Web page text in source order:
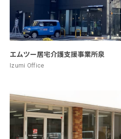
エムツー居宅介護支援事業所泉
Izumi Office